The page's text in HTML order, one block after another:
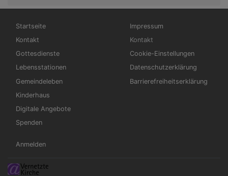
Hauptnavigation
Startseite
Kontakt
Gottesdienste
Lebensstationen
Gemeindeleben
Kinderhaus
Digitale Angebote
Spenden
Fußbereichsmenü
Impressum
Kontakt
Cookie-Einstellungen
Datenschutzerklärung
Barrierefreiheitserklärung
Benutzermenü
Anmelden